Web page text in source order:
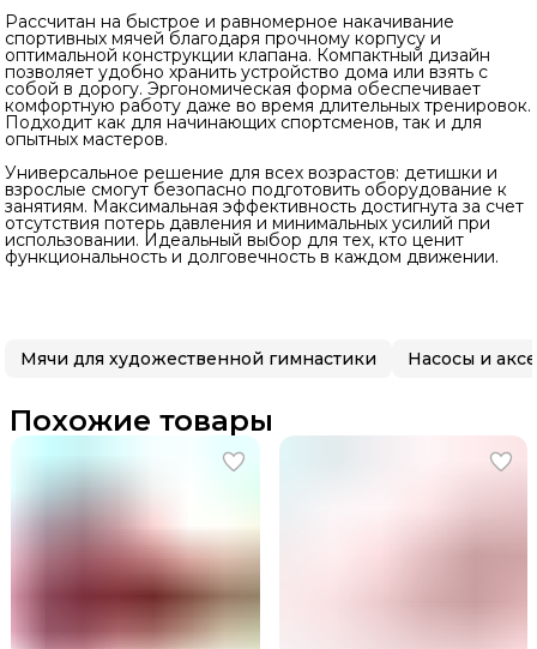
Рассчитан на быстрое и равномерное накачивание
спортивных мячей благодаря прочному корпусу и
оптимальной конструкции клапана. Компактный дизайн
позволяет удобно хранить устройство дома или взять с
собой в дорогу. Эргономическая форма обеспечивает
комфортную работу даже во время длительных тренировок.
Подходит как для начинающих спортсменов, так и для
опытных мастеров.
Универсальное решение для всех возрастов: детишки и
взрослые смогут безопасно подготовить оборудование к
занятиям. Максимальная эффективность достигнута за счет
отсутствия потерь давления и минимальных усилий при
использовании. Идеальный выбор для тех, кто ценит
функциональность и долговечность в каждом движении.
Мячи для художественной гимнастики Насосы и
Похожие товары